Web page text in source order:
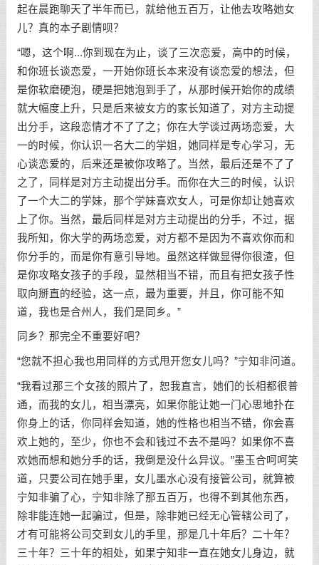
起在晨跑聊天了半年而已，就给他五百万，让他去攻略她女
儿？真的本子剧情呗？
“嗯，这个啊...你到现在为止，谈了三次恋爱，高中的时候，
和你班长谈恋爱，一开始你班长本来没有谈恋爱的想法，但
是你软磨硬泡，硬是把她泡到手了，从那时候开始你的成绩
就大幅度上升，只是后来被女方的家长知道了，对方主动提
出分手，这段恋情才不了了之；你在大学谈过两场恋爱，大
一的时候，你认识一名大二的学姐，她同样是专心学习，无
心谈恋爱的，后来还是被你攻略了。当然，最后还是不了了
之了，同样是对方主动提出分手。而你在大三的时候，认识
了一个大二的学妹，那个学妹喜欢女人，可是你却让她喜欢
上了你。当然，最后同样是对方主动提出的分手，不过，据
我所知，你大学的两场恋爱，对方都不是因为不喜欢你而和
你分手的，而是你有意引导地。虽然这样做显得你很渣，但
是你攻略女孩子的手段，显然相当不错，而且有把女孩子性
取向掰直的经验，这一点，最为重要，并且，你可能不知
道，我也是合州人，我们是同乡。”
同乡？那完全不重要好吧？
“您就不担心我也用同样的方式甩开您女儿吗？”宁知非问道。
“我看过那三个女孩的照片了，恕我直言，她们的长相都很普
通，而我的女儿，相当漂亮，如果你能让她一门心思地扑在
你身上的话，你同样会知道，她的性格也相当不错，你会喜
欢上她的，至少，你也不会和钱过不去不是吗？如果你不喜
欢她而想和她分手的话，我倒是没什么异议。”墨玉合呵呵笑
道，只要公司在她手里，女儿墨水心没有接管公司，就算被
宁知非骗了心，宁知非除了那五百万，也得不到其他东西，
除非能连她一起骗过，但是，除非她已经无心管辖公司了，
才有可能将公司交到女儿的手里，那是几十年后？二十年？
三十年？三十年的相处，如果宁知非一直在她女儿身边，就